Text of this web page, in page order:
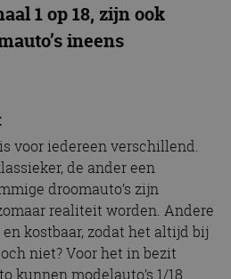
1 op 18, zijn ook
ineens
voor iedereen verschillend.
de ander een
droomauto’s zijn
realiteit worden. Andere
kostbaar, zodat het altijd bij
niet? Voor het in bezit
kunnen modelauto’s 1/18